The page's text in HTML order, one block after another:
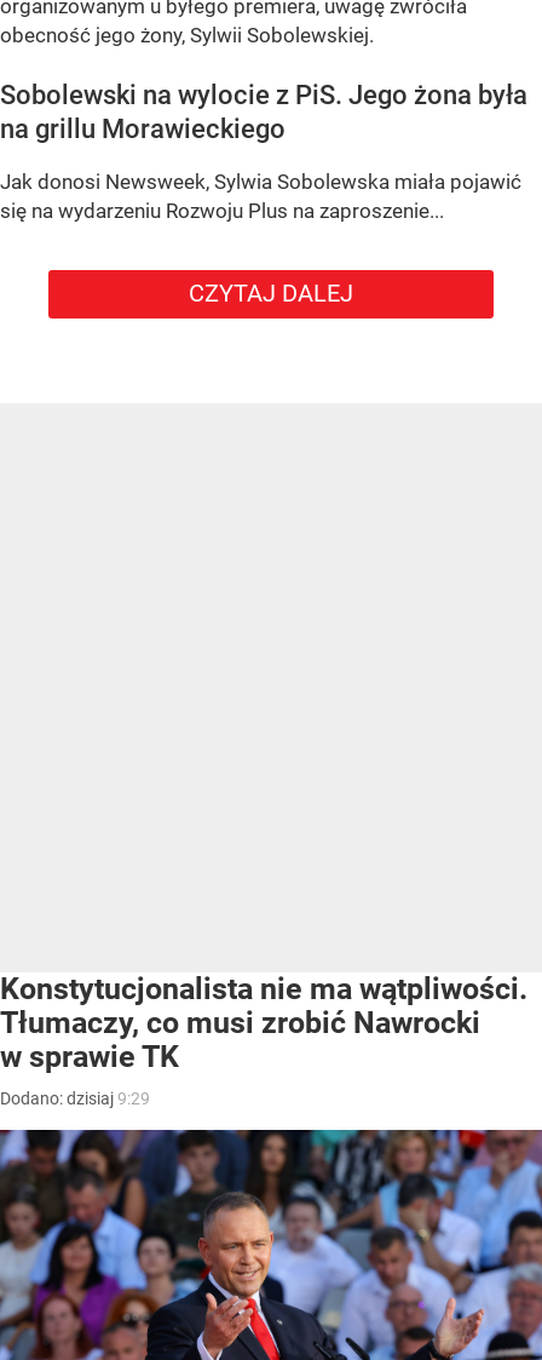
organizowanym u byłego premiera, uwagę zwróciła
obecność jego żony, Sylwii Sobolewskiej.
Sobolewski na wylocie z PiS. Jego żona była
na grillu Morawieckiego
Jak donosi Newsweek, Sylwia Sobolewska miała pojawić
się na wydarzeniu Rozwoju Plus na zaproszenie...
CZYTAJ DALEJ
Konstytucjonalista nie ma wątpliwości.
Tłumaczy, co musi zrobić Nawrocki
w sprawie TK
Dodano:dzisiaj9:29